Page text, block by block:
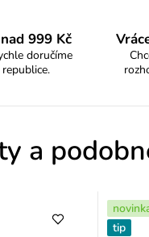
999 Kč
doručíme
a
tip